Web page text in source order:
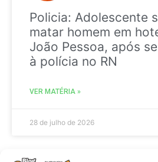
Policia: Adolescente
matar homem em
João Pessoa, após
à polícia no RN
VER MATÉRIA »
28 de julho de 2026